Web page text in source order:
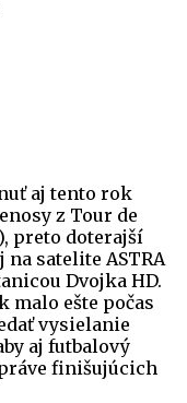
aj tento rok
z Tour de
preto doterajší
na satelite ASTRA
Dvojka HD.
malo ešte počas
vysielanie
aj futbalový
finišujúcich